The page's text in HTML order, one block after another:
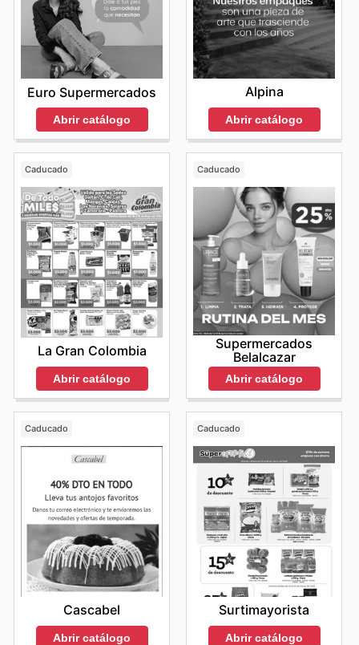
Euro Supermercados
Abrir catálogo
Alpina
Abrir catálogo
Caducado
La Gran Colombia
Abrir catálogo
Caducado
Supermercados
Belalcazar
Abrir catálogo
Caducado
Cascabel
Abrir catálogo
Caducado
Surtimayorista
Abrir catálogo